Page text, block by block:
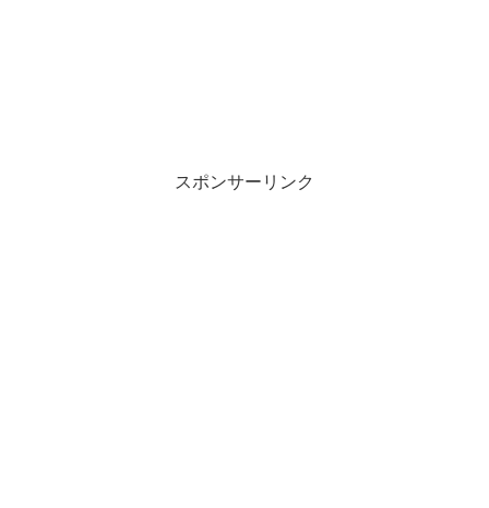
スポンサーリンク